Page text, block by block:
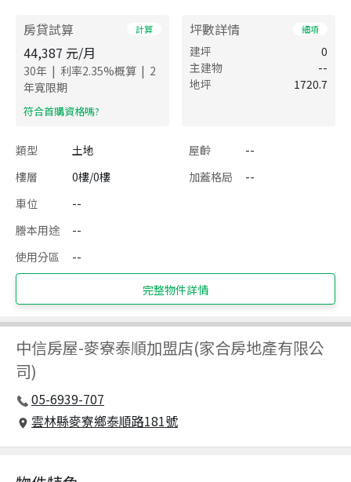
房貸試算 計算
44,387 元/月
30年 | 利率2.35%概算 | 2
年寬限期
​符合首購資格嗎?
坪數詳情 細項
建坪
0
主建物
--
地坪
1720.7
類型 土地 屋齡
--
樓層
0樓/0樓 加蓋格局
--
車位
--
謄本用途
--
使用分區
--
完整物件詳情
中信房屋-麥寮泰順加盟店(家合房地產有限公
司)
05-6939-707
雲林縣麥寮鄉泰順路181號